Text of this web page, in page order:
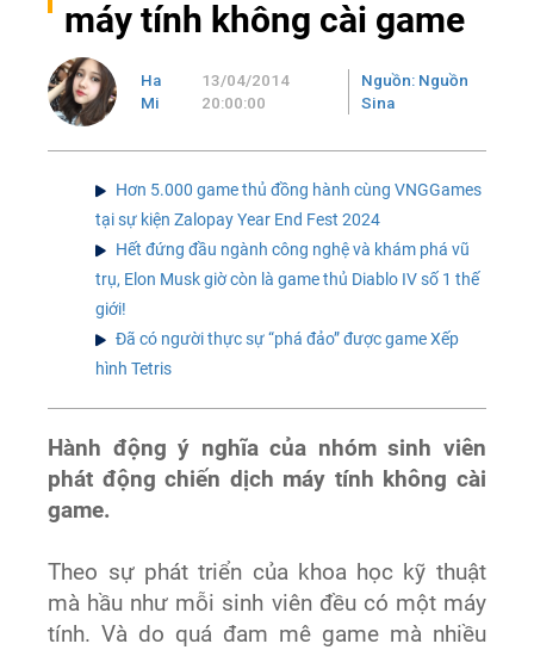
máy tính không cài game
Ha
Mi
13/04/2014
20:00:00
Nguồn: Nguồn
Sina
Hơn 5.000 game thủ đồng hành cùng VNGGames
tại sự kiện Zalopay Year End Fest 2024
Hết đứng đầu ngành công nghệ và khám phá vũ
trụ, Elon Musk giờ còn là game thủ Diablo IV số 1 thế
giới!
Đã có người thực sự “phá đảo” được game Xếp
hình Tetris
Hành động ý nghĩa của nhóm sinh viên
phát động chiến dịch máy tính không cài
game.
Theo sự phát triển của khoa học kỹ thuật
mà hầu như mỗi sinh viên đều có một máy
tính. Và do quá đam mê game mà nhiều